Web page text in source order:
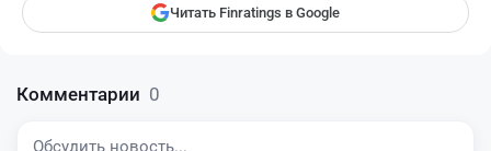
Читать Finratings в Google
Комментарии 0